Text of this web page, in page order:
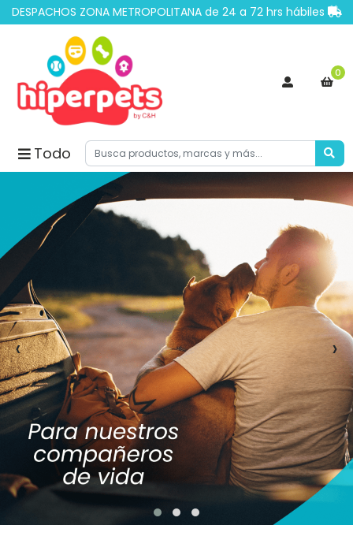
DESPACHOS ZONA METROPOLITANA de 24 a 72 hrs hábiles ×
Todo
0
‹ ›